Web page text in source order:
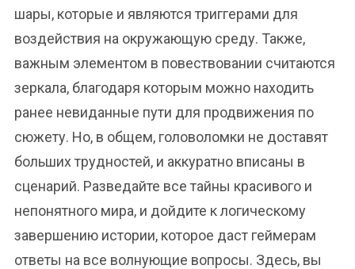
шары, которые и являются триггерами для
воздействия на окружающую среду. Также,
важным элементом в повествовании считаются
зеркала, благодаря которым можно находить
ранее невиданные пути для продвижения по
сюжету. Но, в общем, головоломки не доставят
больших трудностей, и аккуратно вписаны в
сценарий. Разведайте все тайны красивого и
непонятного мира, и дойдите к логическому
завершению истории, которое даст геймерам
ответы на все волнующие вопросы. Здесь, вы